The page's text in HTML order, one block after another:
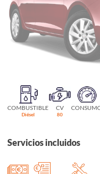
COMBUSTIBLE
Diésel
CV
80
Servicios incluidos